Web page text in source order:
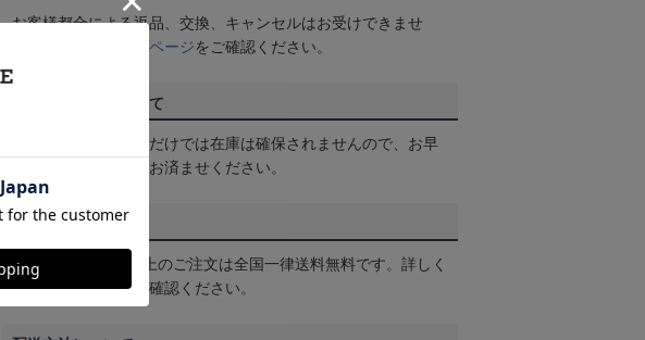
お客様都合による返品、交換、キャンセルはお受けできませ
ヘルプページをご確認ください。
ご注文の確定について
買い物かごに入れるだけでは在庫は確保されませんので、お早
めにご購入手続きをお済ませください。
送料について
3,980円（税込）以上のご注文は全国一律送料無料です。詳しく
はヘルプページをご確認ください。